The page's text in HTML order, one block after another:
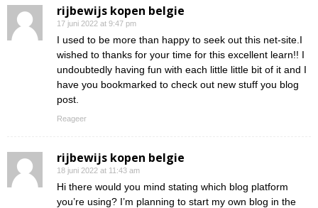
rijbewijs kopen belgie
17 juni 2022 at 9:47 pm
I used to be more than happy to seek out this net-site.I
wished to thanks for your time for this excellent learn!! I
undoubtedly having fun with each little little bit of it and I
have you bookmarked to check out new stuff you blog
post.
Reageer
rijbewijs kopen belgie
18 juni 2022 at 11:43 am
Hi there would you mind stating which blog platform
you’re using? I’m planning to start my own blog in the